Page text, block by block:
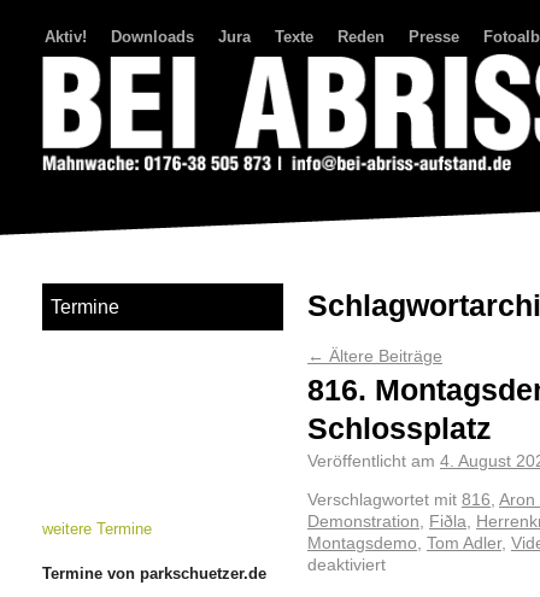
Aktiv! Downloads Jura Texte Reden Presse
← Ältere Beiträge
816.
Schlossplatz
Veröffentlicht am 4. August
Verschlagwortet mit 816, Aron
Demonstration, Fiðla,
Montagsdemo, Tom Adler,
deaktiviert
Termine
weitere Termine
Termine von parkschuetzer.de